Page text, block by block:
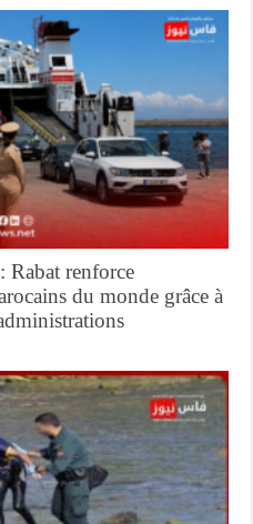
Rabat renforce
du monde grâce à